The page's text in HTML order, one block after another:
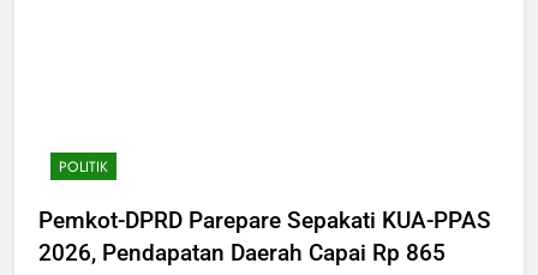
POLITIK
Pemkot-DPRD Parepare Sepakati KUA-PPAS
2026, Pendapatan Daerah Capai Rp 865